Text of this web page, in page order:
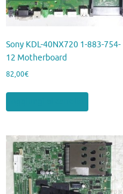
Sony KDL-40NX720 1-883-754-
12 Motherboard
82,00€